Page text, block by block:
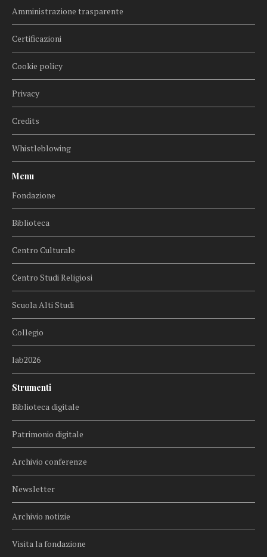
Amministrazione trasparente
Certificazioni
Cookie policy
Privacy
Credits
Whistleblowing
Menu
Fondazione
Biblioteca
Centro Culturale
Centro Studi Religiosi
Scuola Alti Studi
Collegio
lab2026
Strumenti
Biblioteca digitale
Patrimonio digitale
Archivio conferenze
Newsletter
Archivio notizie
Visita la fondazione